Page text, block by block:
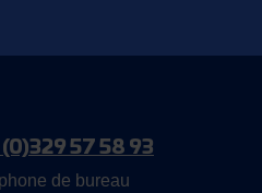
(0)329 57 58 93
de bureau